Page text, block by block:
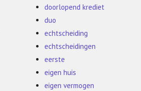
doorlopend krediet
duo
echtscheiding
echtscheidingen
eerste
eigen huis
eigen vermogen